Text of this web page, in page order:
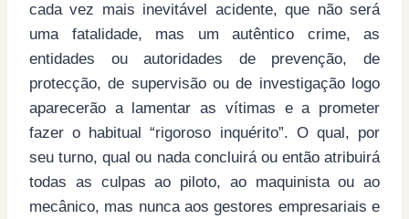
cada vez mais inevitável acidente, que não será
uma fatalidade, mas um autêntico crime, as
entidades ou autoridades de prevenção, de
protecção, de supervisão ou de investigação logo
aparecerão a lamentar as vítimas e a prometer
fazer o habitual “rigoroso inquérito”. O qual, por
seu turno, qual ou nada concluirá ou então atribuirá
todas as culpas ao piloto, ao maquinista ou ao
mecânico, mas nunca aos gestores empresariais e